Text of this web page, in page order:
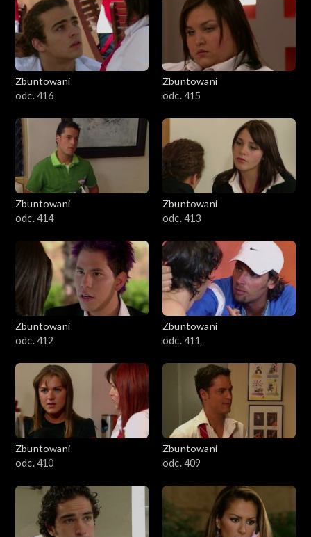
Zbuntowani
odc. 416
Zbuntowani
odc. 415
Zbuntowani
odc. 414
Zbuntowani
odc. 413
Zbuntowani
odc. 412
Zbuntowani
odc. 411
Zbuntowani
odc. 410
Zbuntowani
odc. 409